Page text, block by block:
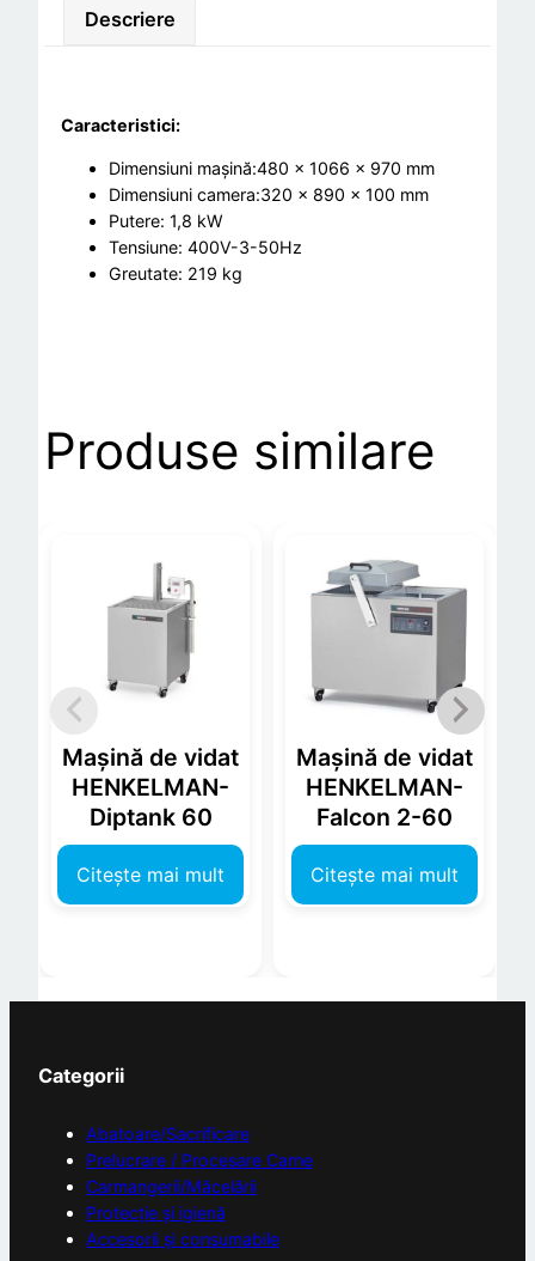
Descriere
Caracteristici:
Dimensiuni mașină:480 x 1066 x 970 mm
Dimensiuni camera:320 x 890 x 100 mm
Putere: 1,8 kW
Tensiune: 400V-3-50Hz
Greutate: 219 kg
Produse similare
Mașină de vidat
HENKELMAN-
Diptank 60
Citește mai mult
Mașină de vidat
HENKELMAN-
Falcon 2-60
Citește mai mult
Categorii
Abatoare/Sacrificare
Prelucrare / Procesare Carne
Carmangerii/Măcelării
Protecție și igienă
Accesorii și consumabile